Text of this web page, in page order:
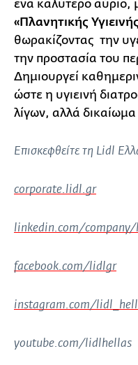
ένα καλύτερο αύριο,
«Πλανητικής
θωρακίζοντας την
την προστασία του
Δημιουργεί
ώστε η υγιεινή
λίγων, αλλά
Επισκεφθείτε τη Lidl
corporate.lidl.gr
linkedin.com/
facebook.com/lidlgr
instagram.com/
youtube.com/lidlhellas